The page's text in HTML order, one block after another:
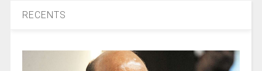
RECENTS